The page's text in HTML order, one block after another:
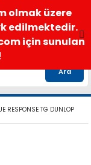
Ara
RESPONSE TG DUNLOP
olmak üzere
edilmektedir.
için sunulan